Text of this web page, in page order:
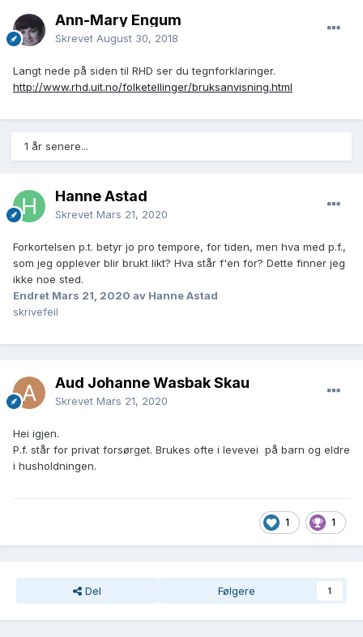
Ann-Mary Engum
Skrevet August 30, 2018
Langt nede på siden til RHD ser du tegnforklaringer.
http://www.rhd.uit.no/folketellinger/bruksanvisning.html
1 år senere...
Hanne Astad
Skrevet Mars 21, 2020
Forkortelsen p.t. betyr jo pro tempore, for tiden, men hva med p.f.,
som jeg opplever blir brukt likt? Hva står f'en for? Dette finner jeg
ikke noe sted.
Endret Mars 21, 2020 av Hanne Astad
skrivefeil
Aud Johanne Wasbak Skau
Skrevet Mars 21, 2020
Hei igjen.
P.f. står for privat forsørget. Brukes ofte i levevei på barn og eldre
i husholdningen.
1 1
Del Følgere 1